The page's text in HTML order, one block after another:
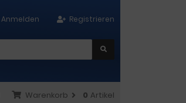
Registrieren
Anmelden
Warenkorb 0 Artikel